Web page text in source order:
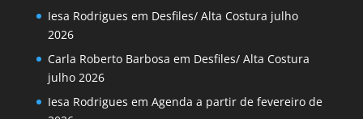
Iesa Rodrigues em Desfiles/ Alta Costura julho
2026
Carla Roberto Barbosa em Desfiles/ Alta Costura
julho 2026
Iesa Rodrigues em Agenda a partir de fevereiro de